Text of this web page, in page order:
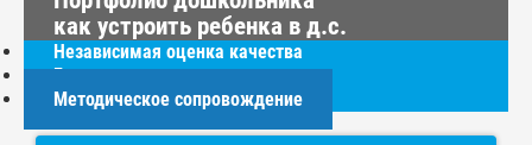
как устроить ребенка в д.с.
Независимая оценка качества
Год семьи
Методическое сопровождение